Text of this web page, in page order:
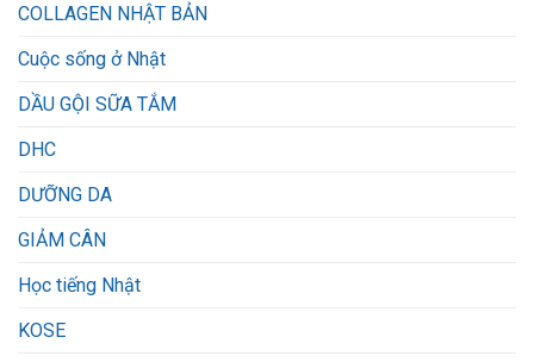
COLLAGEN NHẬT BẢN
Cuộc sống ở Nhật
DẦU GỘI SỮA TẮM
DHC
DƯỠNG DA
GIẢM CÂN
Học tiếng Nhật
KOSE